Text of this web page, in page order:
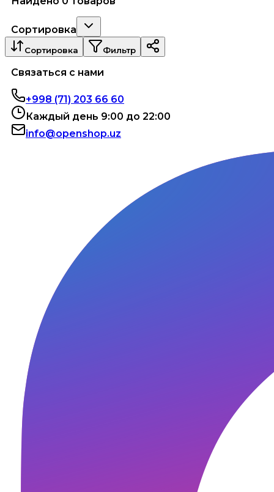
Сортировка
Сортировка Фильтр
Связаться с нами
+998 (71) 203 66 60
Каждый день 9:00 до 22:00
info@openshop.uz